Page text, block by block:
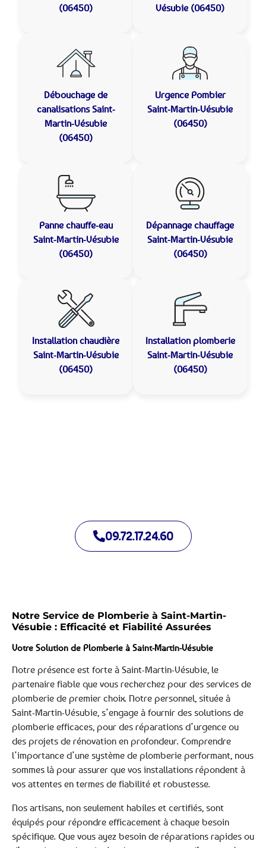
(06450)
Vésubie (06450)
Débouchage de
canalisationsSaint-
Martin-Vésubie
(06450)
Urgence Pombier
Saint-Martin-Vésubie
(06450)
Panne chauffe-eau
Saint-Martin-Vésubie
(06450)
Dépannage chauffage
Saint-Martin-Vésubie
(06450)
Installation chaudière
Saint-Martin-Vésubie
(06450)
Installation plomberie
Saint-Martin-Vésubie
(06450)
09.72.17.24.60
Notre Service de Plomberie à Saint-Martin-
Vésubie : Efficacité et Fiabilité Assurées
Votre Solution de Plomberie à Saint-Martin-Vésubie
Notre présence est forte à Saint-Martin-Vésubie, le
partenaire fiable que vous recherchez pour des services de
plomberie de premier choix. Notre personnel, située à
Saint-Martin-Vésubie, s’engage à fournir des solutions de
plomberie efficaces, pour des réparations d’urgence ou
des projets de rénovation en profondeur. Comprendre
l’importance d’une système de plomberie performant, nous
sommes là pour assurer que vos installations répondent à
vos attentes en termes de fiabilité et robustesse.
Nos artisans, non seulement habiles et certifiés, sont
équipés pour répondre efficacement à chaque besoin
spécifique. Que vous ayez besoin de réparations rapides ou